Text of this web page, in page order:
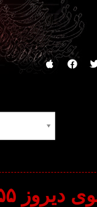
دیروز ۵۵